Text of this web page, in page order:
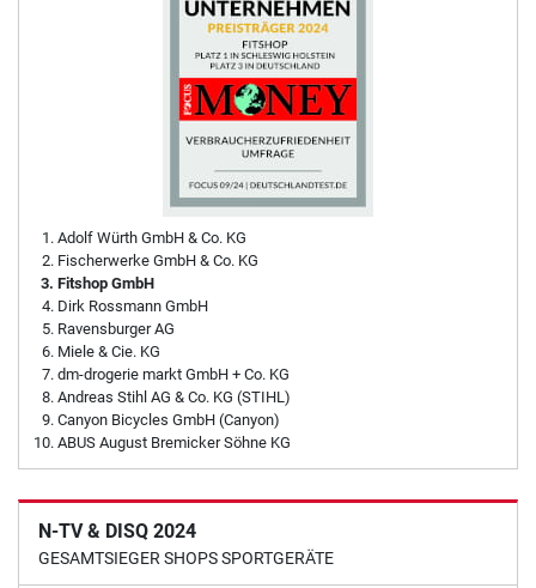
Adolf Würth GmbH & Co. KG
Fischerwerke GmbH & Co. KG
Fitshop GmbH
Dirk Rossmann GmbH
Ravensburger AG
Miele & Cie. KG
dm-drogerie markt GmbH + Co. KG
Andreas Stihl AG & Co. KG (STIHL)
Canyon Bicycles GmbH (Canyon)
ABUS August Bremicker Söhne KG
N-TV & DISQ 2024
GESAMTSIEGER SHOPS SPORTGERÄTE